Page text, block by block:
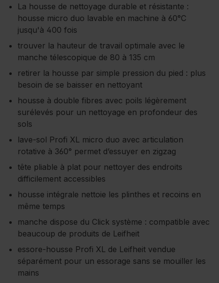
La housse de nettoyage durable et résistante :
housse micro duo lavable en machine à 60°C
jusqu'à 400 fois
trouver la hauteur de travail optimale avec le
manche télescopique de 80 à 135 cm
retirer la housse par simple pression du pied : plus
besoin de se baisser en nettoyant
housse à double fibres avec poils légèrement
surélevés pour un nettoyage en profondeur des
sols
lave-sol Profi XL micro duo avec articulation
rotative à 360° permet d’essuyer en zigzag
tête pliable à plat pour nettoyer des endroits
difficilement accessibles
housse intégrale nettoie les plinthes et recoins en
même temps
manche dispose du Click système : compatible avec
beaucoup de produits de Leifheit
essore-housse Profi XL de Leifheit vendue
séparément pour un essorage sans se mouiller les
mains